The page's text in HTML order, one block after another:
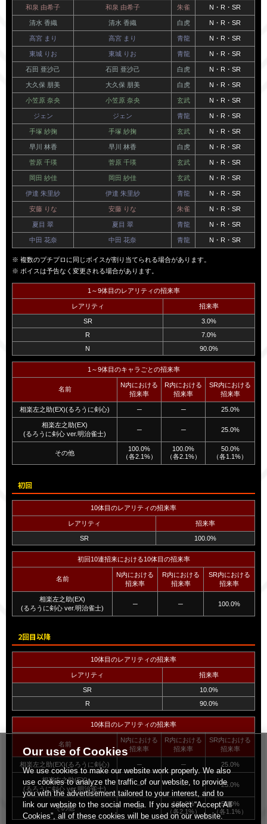
和泉 由希子 和泉 由希子 朱雀 N・R・SR
清水 香織 清水 香織 白虎 N・R・SR
高宮 まり 高宮 まり 青龍 N・R・SR
東城 りお 東城 りお 青龍 N・R・SR
石田 亜沙己 石田 亜沙己 白虎 N・R・SR
大久保 朋美 大久保 朋美 白虎 N・R・SR
小笠原 奈央 小笠原 奈央 玄武 N・R・SR
ジェン ジェン 青龍 N・R・SR
手塚 紗掬 手塚 紗掬 玄武 N・R・SR
早川 林香 早川 林香 白虎 N・R・SR
菅原 千瑛 菅原 千瑛 玄武 N・R・SR
岡田 紗佳 岡田 紗佳 玄武 N・R・SR
伊達 朱里紗 伊達 朱里紗 青龍 N・R・SR
安藤 りな 安藤 りな 朱雀 N・R・SR
夏目 翠 夏目 翠 青龍 N・R・SR
中田 花奈 中田 花奈 青龍 N・R・SR
複数のプチプロに同じボイスが割り当てられる場合があります。
ボイスは予告なく変更される場合があります。
1～9体目のレアリティの招来率
レアリティ 招来率
SR
3.0%
R
7.0%
N
90.0%
1～9体目のキャラごとの招来率
名前
N内における
招来率
R内における
招来率
SR内における
招来率
相楽左之助(EX)(るろうに剣心) ─ ─ 25.0%
相楽左之助(EX)
(るろうに剣心 ver.明治雀士)
─ ─ 25.0%
その他
100.0%
（各2.1%）
100.0%
（各2.1%）
50.0%
（各1.1%）
初回
10体目のレアリティの招来率
レアリティ 招来率
SR 100.0%
初回10連招来における10体目の招来率
名前
N内における
招来率
R内における
招来率
SR内における
招来率
相楽左之助(EX)
(るろうに剣心 ver.明治雀士)
─ ─ 100.0%
2回目以降
10体目のレアリティの招来率
レアリティ 招来率
SR
10.0%
R
90.0%
10体目のレアリティの招来率
名前
N内における
招来率
R内における
招来率
SR内における
招来率
相楽左之助(EX)(るろうに剣心) ─ ─ 25.0%
相楽左之助(EX)
(るろうに剣心 ver.明治雀士)
─ ─ 25.0%
その他 ─
100.0%
（各2.1%）
50.0%
（各1.1%）
Our use of Cookies
We use cookies to make our website work properly. We also
use cookies to analyze the traffic of our website, to provide
you with the advertisement tailored to your interest, and to
link our website to the social media. If you select “Accept All
Cookies”, all of these cookies will be used on our website.